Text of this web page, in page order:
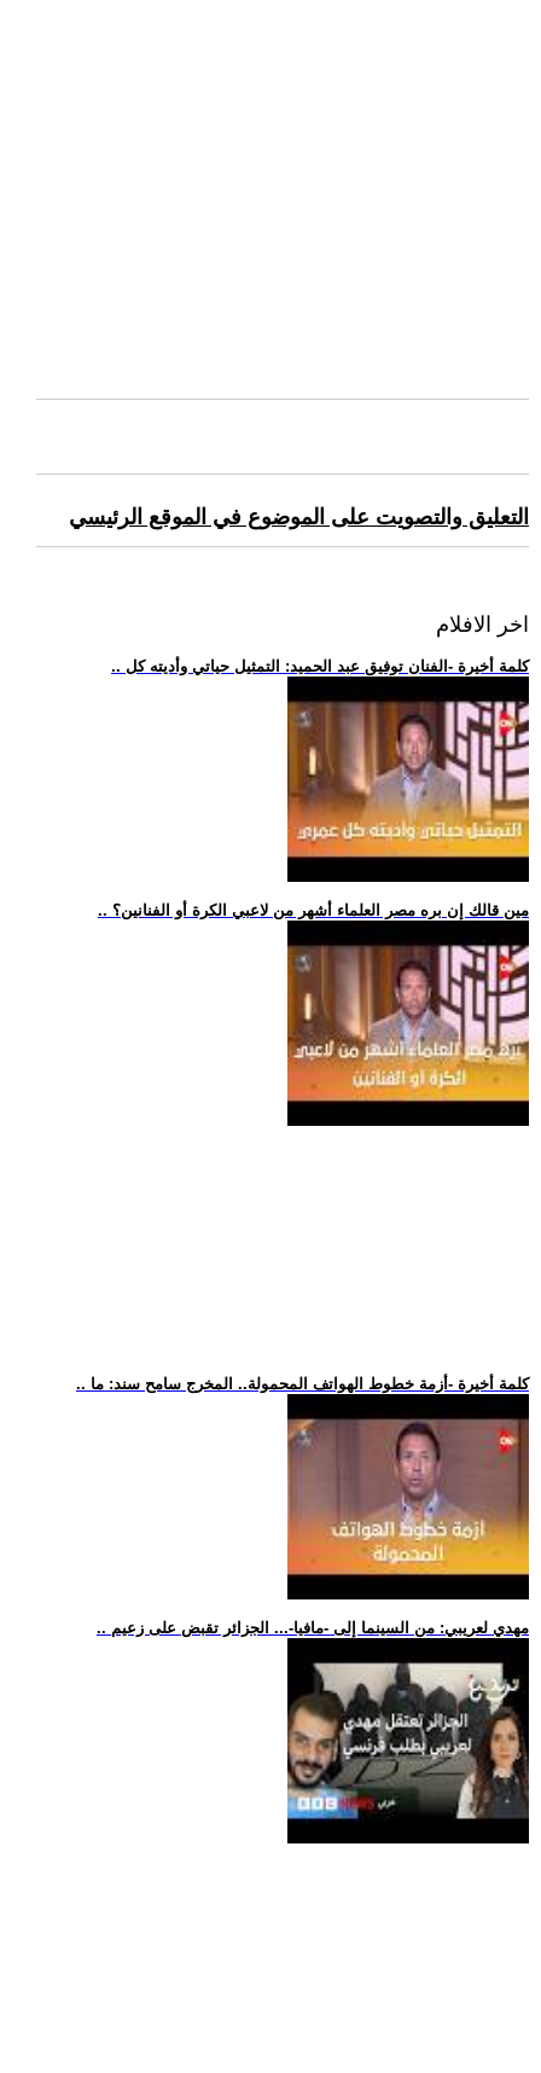
التعليق والتصويت على الموضوع في الموقع الرئيسي
اخر الافلام
.. كلمة أخيرة -الفنان توفيق عبد الحميد: التمثيل حياتي وأديته كل
.. مين قالك إن بره مصر العلماء أشهر من لاعبي الكرة أو الفنانين؟
.. كلمة أخيرة -أزمة خطوط الهواتف المحمولة.. المخرج سامح سند: ما
.. مهدي لعريبي: من السينما إلى -مافيا-... الجزائر تقبض على زعيم